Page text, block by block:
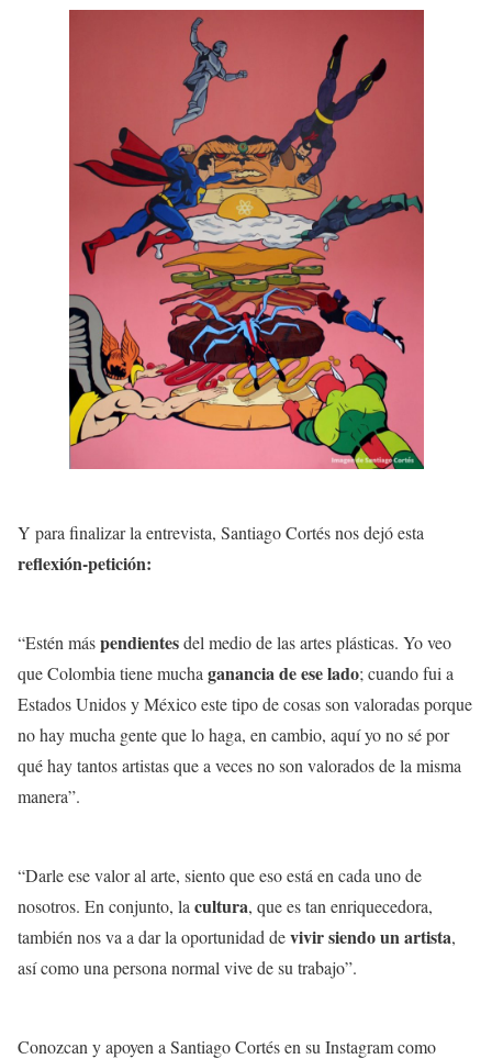
Y para finalizar la entrevista, Santiago Cortés nos dejó esta
reflexión-petición:
“Estén máspendientesdel medio de las artes plásticas. Yo veo
que Colombia tiene mucha ganancia de ese lado; cuando fui a
Estados Unidos y México este tipo de cosas son valoradas porque
no hay mucha gente que lo haga, en cambio, aquí yo no sé por
qué hay tantos artistas que a veces no son valorados de la misma
manera”.
“Darle ese valor al arte, siento que eso está en cada uno de
nosotros. En conjunto, la cultura, que es tan enriquecedora,
también nos va a dar la oportunidad devivir siendo un artista,
así como una persona normal vive de su trabajo”.
Conozcan y apoyen a Santiago Cortés en su Instagram como